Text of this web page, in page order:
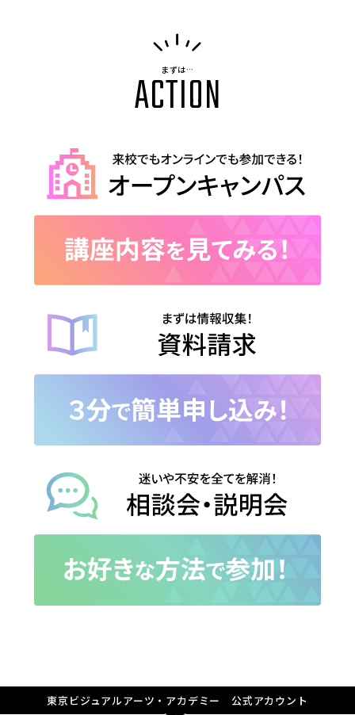
まずは…
ACTION
東京ビジュアルアーツ・アカデミー 公式アカウント